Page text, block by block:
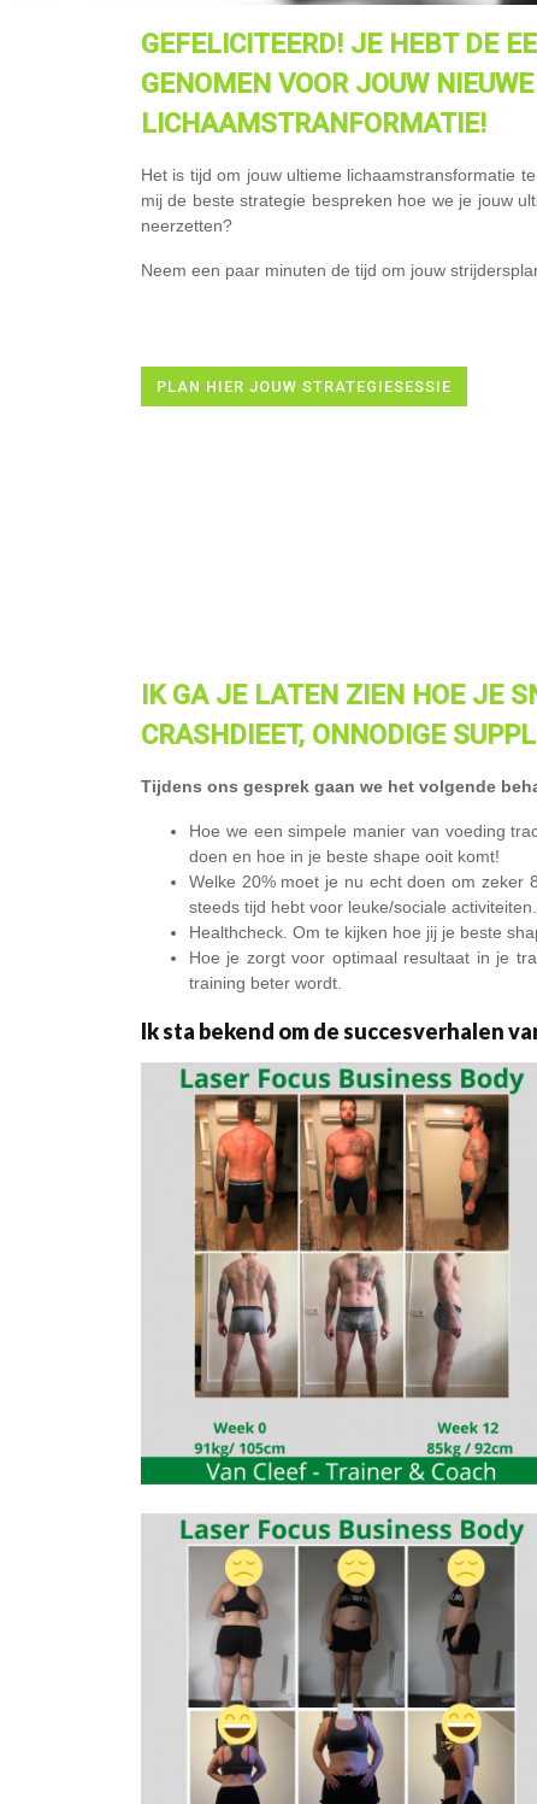
GEFELICITEERD! JE HEBT DE
GENOMEN VOOR JOUW
LICHAAMSTRANFORMATIE!
Het is tijd om jouw ultieme lichaamstransformatie
mij de beste strategie bespreken hoe we je jouw
neerzetten?
Neem een paar minuten de tijd om jouw
PLAN HIER JOUW STRATEGIESESSIE
IKGA JE LATEN ZIEN HOE JE
CRASHDIEET, ONNODIGE
Tijdens ons gesprek gaan we het volgende
Hoe we een simpele manier van voeding
doen en hoe in je beste shape ooit komt!
Welke 20% moet je nu echt doen om zeker
steeds tijd hebt voor leuke/sociale activiteiten.
Healthcheck. Om te kijken hoe jij je beste
Hoe je zorgt voor optimaal resultaat in je
training beter wordt.
Ik sta bekend om de succesverhalen